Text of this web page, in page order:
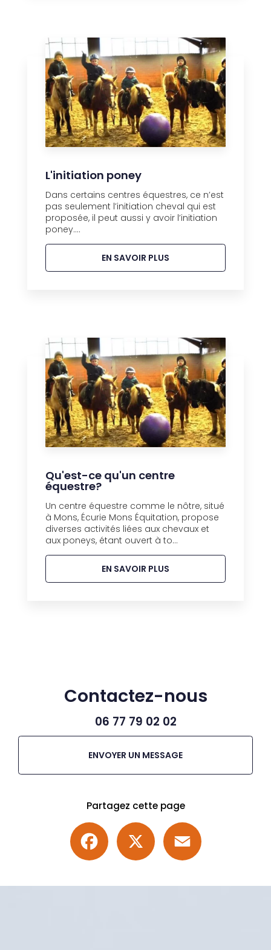
L'initiation poney
Dans certains centres équestres, ce n’est
pas seulement l’initiation cheval qui est
proposée, il peut aussi y avoir l’initiation
poney....
EN SAVOIR PLUS
Qu'est-ce qu'un centre
équestre?
Un centre équestre comme le nôtre, situé
à Mons, Écurie Mons Équitation, propose
diverses activités liées aux chevaux et
aux poneys, étant ouvert à to...
EN SAVOIR PLUS
Contactez-nous
06 77 79 02 02
ENVOYER UN MESSAGE
Partagez cette page
Facebook